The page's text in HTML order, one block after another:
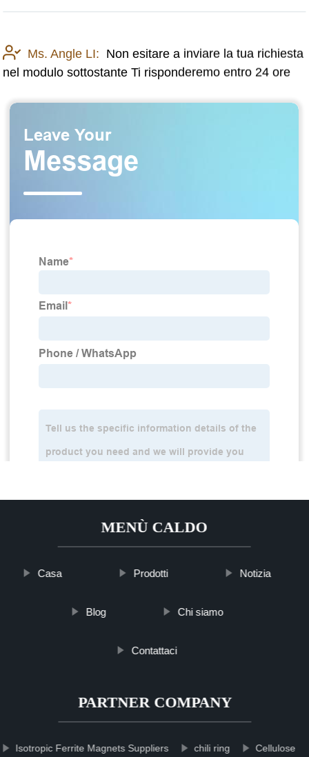
Ms. Angle LI: Non esitare a inviare la tua richiesta
nel modulo sottostante Ti risponderemo entro 24 ore
MENÙ CALDO
Casa Prodotti Notizia
Blog Chi siamo
Contattaci
PARTNER COMPANY
Isotropic Ferrite Magnets Suppliers chili ring Cellulose